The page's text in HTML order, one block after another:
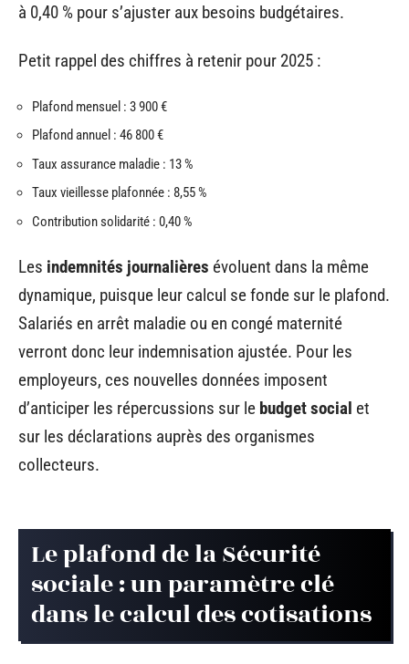
à 0,40 % pour s’ajuster aux besoins budgétaires.
Petit rappel des chiffres à retenir pour 2025 :
Plafond mensuel : 3 900 €
Plafond annuel : 46 800 €
Taux assurance maladie : 13 %
Taux vieillesse plafonnée : 8,55 %
Contribution solidarité : 0,40 %
Les indemnités journalières évoluent dans la même
dynamique, puisque leur calcul se fonde sur le plafond.
Salariés en arrêt maladie ou en congé maternité
verront donc leur indemnisation ajustée. Pour les
employeurs, ces nouvelles données imposent
d’anticiper les répercussions sur le budget social et
sur les déclarations auprès des organismes
collecteurs.
Le plafond de la Sécurité
sociale : un paramètre clé
dans le calcul des cotisations